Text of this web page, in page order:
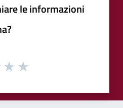
le informazioni